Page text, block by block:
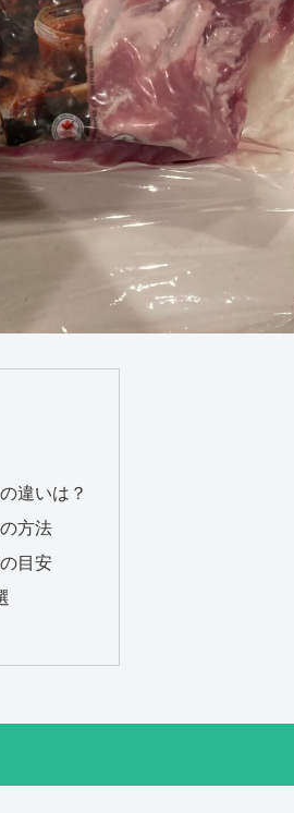
違いは？
方法
目安